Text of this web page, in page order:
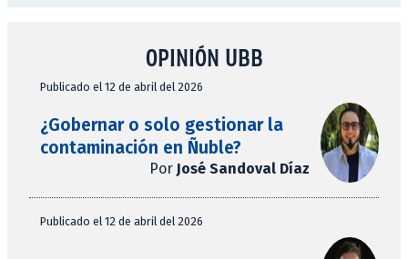
OPINIÓN UBB
Publicado el 12 de abril del 2026
¿Gobernar o solo gestionar la
contaminación en Ñuble?
Por José Sandoval Díaz
Publicado el 12 de abril del 2026